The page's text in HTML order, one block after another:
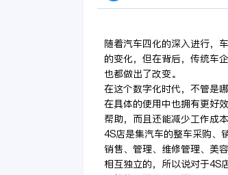
随着汽车四化的深入进行，
的变化，但在背后，传统车
也都做出了改变。
在这个数字化时代，不管是
在具体的使用中也拥有更好
帮助，而且还能减少工作成
4S店是集汽车的整车采购、
销售、管理、维修管理、美
相互独立的，所以说对于4S